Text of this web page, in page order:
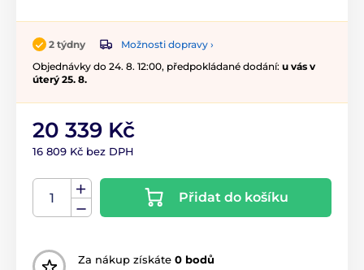
2 týdny
Možnosti dopravy ›
Objednávky do 24. 8. 12:00, předpokládané dodání: u vás v
úterý 25. 8.
20 339 Kč
16 809 Kč bez DPH
Přidat do košíku
Za nákup získáte 0 bodů